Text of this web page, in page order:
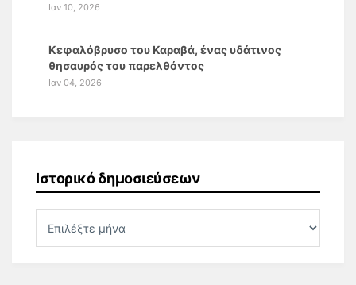
Ιαν 10, 2026
Κεφαλόβρυσο του Καραβά, ένας υδάτινος
θησαυρός του παρελθόντος
Ιαν 04, 2026
Ιστορικό δημοσιεύσεων